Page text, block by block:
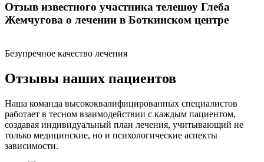
Отзыв известного участника телешоу Глеба
Жемчугова о лечении в Боткинском центре
Безупречное качество лечения
Отзывы наших пациентов
Наша команда высококвалифицированных специалистов
работает в тесном взаимодействии с каждым пациентом,
создавая индивидуальный план лечения, учитывающий не
только медицинские, но и психологические аспекты
зависимости.